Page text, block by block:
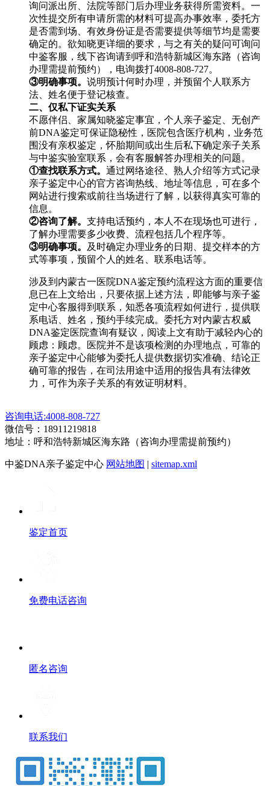
询问派出所、法院等部门后办理业务获得所需资料。一
次性提交所有申请所需的材料可提高办事效率，委托方
是否需到场、有效身份证是否需要提供等细节均是需要
确定的。欲知晓更详细的要求，与之有关的疑问可询问
中鉴客服，线下咨询请到呼和浩特新城区海东路（咨询
办理需提前预约），电询拨打4008-808-727。
③明确事项。 说明预计何时办理，并预留个人联系方
法、姓名便于登记核查。
二、仅私下证实关系
不愿伴侣、家属知晓鉴定事宜，个人亲子鉴定、无创产
前DNA鉴定可保证隐秘性，医院包含医疗机构，业务范
围没有亲权鉴定，怀胎期间或出生后私下确定亲子关系
与中鉴实验室联系，会有客服解答办理相关的问题。
①查找联系方式。 通过网络途径、熟人介绍等方式记录
亲子鉴定中心的官方咨询热线、地址等信息，可在多个
网站进行搜索或前往当场进行了解，以获得真实可靠的
信息。
②咨询了解。 支持电话预约，本人不在现场也可进行，
了解办理需要多少收费、流程包括几个程序等。
③明确事项。
及时确定办理业务的日期、提交样本的方
式等事项，预留个人的姓名、联系电话等。
涉及到内蒙古一医院DNA鉴定预约流程这方面的重要信
息已在上文给出，只要依据上述方法，即能够与亲子鉴
定中心客服得到联系，知悉各项流程如何进行，提供联
系电话、姓名，预约手续完成。委托方对内蒙古权威
DNA鉴定医院查询有疑议，阅读上文有助于减轻内心的
顾虑：顾虑。医院并不是该项检测的办理地点，可靠的
亲子鉴定中心能够为委托人提供数据切实准确、结论正
确可靠的报告，在司法用途中适用的报告具有法律效
力，可作为亲子关系的有效证明材料。
咨询电话:4008-808-727
微信号：18911219818
地址：呼和浩特新城区海东路（咨询办理需提前预约）
中鉴DNA亲子鉴定中心 网站地图 | sitemap.xml
鉴定首页
免费电话咨询
匿名咨询
联系我们